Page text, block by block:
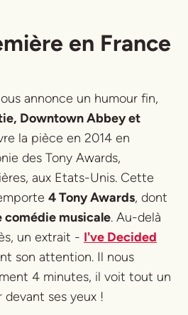
en France
annonce un humour fin,
Downtown Abbey et
la pièce en 2014 en
des Tony Awards,
aux Etats-Unis. Cette
4 Tony Awards, dont
comédie musicale. Au-delà
un extrait - I've Decided
son attention. Il nous
4 minutes, il voit tout un
devant ses yeux !